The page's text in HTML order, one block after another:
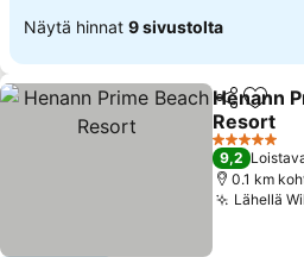
Näytä hinnat 9 sivustolta
Jaa Lisää
Henann
Resort
5 Tähtiluokitus
9,2
0.1 km
Lähellä